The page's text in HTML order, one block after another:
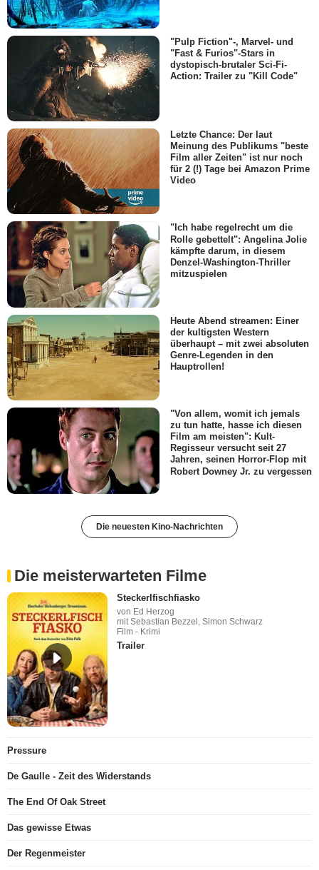
"Pulp Fiction"-, Marvel- und
"Fast & Furios"-Stars in
dystopisch-brutaler Sci-Fi-
Action: Trailer zu "Kill Code"
Letzte Chance: Der laut
Meinung des Publikums "beste
Film aller Zeiten" ist nur noch
für 2 (!) Tage bei Amazon Prime
Video
"Ich habe regelrecht um die
Rolle gebettelt": Angelina Jolie
kämpfte darum, in diesem
Denzel-Washington-Thriller
mitzuspielen
Heute Abend streamen: Einer
der kultigsten Western
überhaupt – mit zwei absoluten
Genre-Legenden in den
Hauptrollen!
"Von allem, womit ich jemals
zu tun hatte, hasse ich diesen
Film am meisten": Kult-
Regisseur versucht seit 27
Jahren, seinen Horror-Flop mit
Robert Downey Jr. zu vergessen
Die neuesten Kino-Nachrichten
Die meisterwarteten Filme
Steckerlfischfiasko
von Ed Herzog
mit Sebastian Bezzel, Simon Schwarz
Film - Krimi
Trailer
Pressure
De Gaulle - Zeit des Widerstands
The End Of Oak Street
Das gewisse Etwas
Der Regenmeister